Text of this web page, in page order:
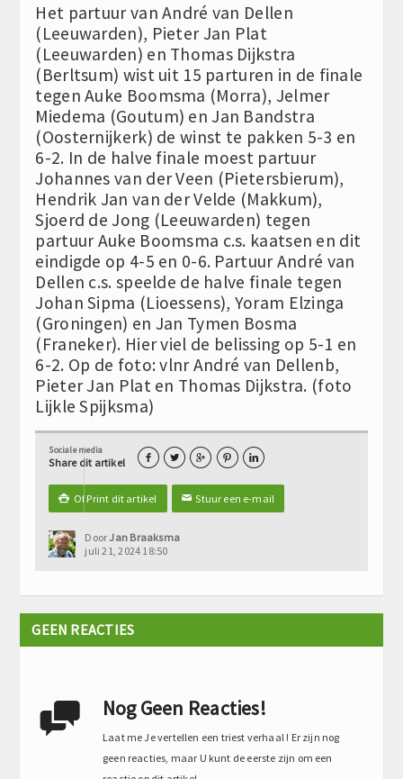
Het partuur van André van Dellen
(Leeuwarden), Pieter Jan Plat
(Leeuwarden) en Thomas Dijkstra
(Berltsum) wist uit 15 parturen in de finale
tegen Auke Boomsma (Morra), Jelmer
Miedema (Goutum) en Jan Bandstra
(Oosternijkerk) de winst te pakken 5-3 en
6-2. In de halve finale moest partuur
Johannes van der Veen (Pietersbierum),
Hendrik Jan van der Velde (Makkum),
Sjoerd de Jong (Leeuwarden) tegen
partuur Auke Boomsma c.s. kaatsen en dit
eindigde op 4-5 en 0-6. Partuur André van
Dellen c.s. speelde de halve finale tegen
Johan Sipma (Lioessens), Yoram Elzinga
(Groningen) en Jan Tymen Bosma
(Franeker). Hier viel de belissing op 5-1 en
6-2. Op de foto: vlnr André van Dellenb,
Pieter Jan Plat en Thomas Dijkstra. (foto
Lijkle Spijksma)
Sociale media
Share dit artikel     
 Of Print dit artikel ✉Stuur een e-mail
DoorJan Braaksma
juli 21, 2024 18:50
GEEN REACTIES
 Nog Geen Reacties!
Laat me Je vertellen een triest verhaal ! Er zijn nog
geen reacties, maar U kunt de eerste zijn om een